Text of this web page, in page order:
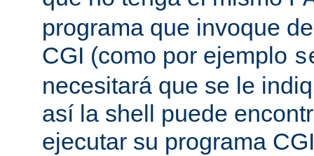
programa que invoque
CGI (como por ejemplo
necesitará que se le
así la shell puede
ejecutar su programa